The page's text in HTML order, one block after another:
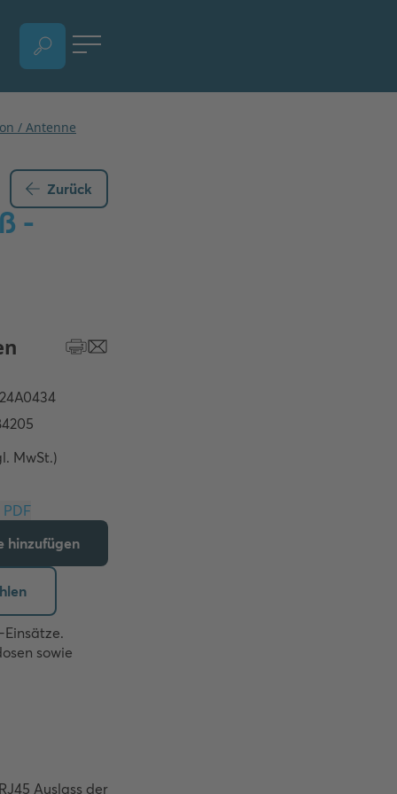
Zurück
-
MwSt.)
Download PDF
hinzufügen
Einsätze.
sowie
Auslass der